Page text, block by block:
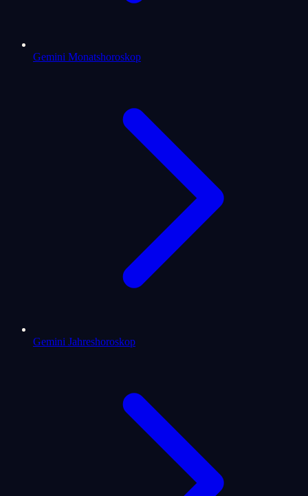
Gemini Monatshoroskop
Gemini Jahreshoroskop